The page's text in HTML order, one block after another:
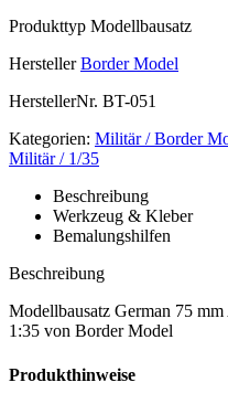
Produkttyp Modellbausatz
Hersteller Border Model
HerstellerNr. BT-051
Kategorien: Militär / Border
Militär / 1/35
Beschreibung
Werkzeug & Kleber
Bemalungshilfen
Beschreibung
Modellbausatz German 75
1:35 von Border Model
Produkthinweise